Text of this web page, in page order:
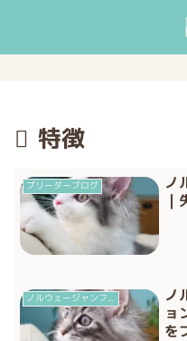
特徴
ブリーダーブログ
ノ
ノルウェージャンフォレストキャット
ノ
ョ
を